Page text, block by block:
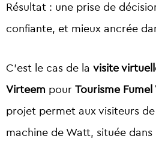
Résultat : une prise de
confiante, et mieux ancrée
C’est le cas de la visite
Virteem pour Tourisme
projet permet aux visiteurs
machine de Watt, située